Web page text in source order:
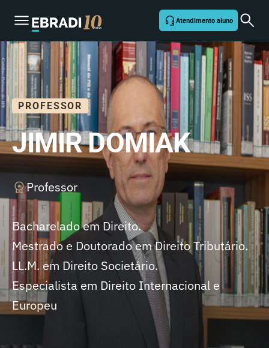
Atendimento aluno
PROFESSOR
JIMIR DOMIAK
Professor
Bacharelado em Direito.
Mestrado e Doutorado em Direito Tributário.
LL.M. em Direito Societário.
Especialista em Direito Internacional e
Europeu